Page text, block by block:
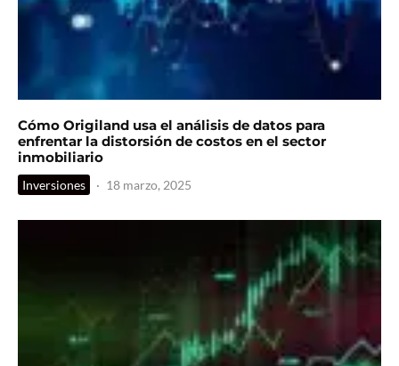
Cómo Origiland usa el análisis de datos para
enfrentar la distorsión de costos en el sector
inmobiliario
Inversiones · 18 marzo, 2025